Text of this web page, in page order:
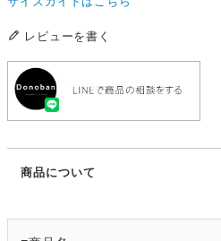
レビューを書く
商品について